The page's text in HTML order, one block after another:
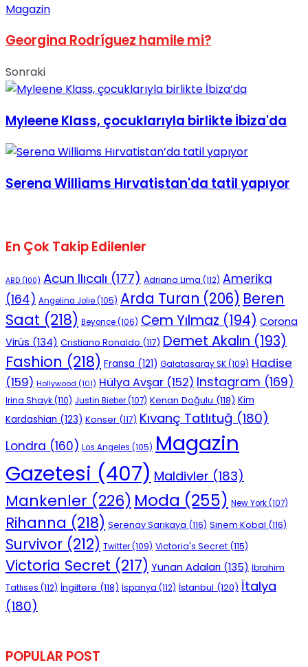
Magazin
Georgina Rodríguez hamile mi?
Sonraki
Myleene Klass, çocuklarıyla birlikte İbiza'da
Serena Williams Hırvatistan'da tatil yapıyor
En Çok Takip Edilenler
ABD (100) Acun Ilıcalı (177) Adriana Lima (112) Amerika
(164) Angelina Jolie(105) Arda Turan (206) Beren
Saat (218) Beyonce(106) Cem Yılmaz (194) Corona
Virüs (134) Cristiano Ronaldo (117) Demet Akalın (193)
Fashion (218) Fransa (121) Galatasaray SK(109) Hadise
(159) Hollywood (101) Hülya Avşar (152) Instagram (169)
Irina Shayk(110) Justin Bieber(107) Kenan Doğulu (118) Kim
Kardashian (123) Konser (117) Kıvanç Tatlıtuğ (180)
Londra (160) Los Angeles (105) Magazin
Gazetesi (407) Maldivler (183)
Mankenler (226) Moda (255) New York(107)
Rihanna (218) Serenay Sarıkaya (116) Sinem Kobal (116)
Survivor (212) Twitter(109) Victoria's Secret (115)
Victoria Secret (217) Yunan Adaları (135) İbrahim
Tatlıses (112) İngiltere (118) İspanya (112) İstanbul (120) İtalya
(180)
POPULAR POST